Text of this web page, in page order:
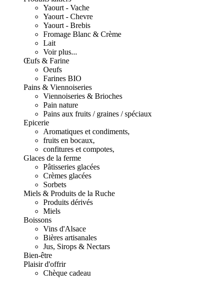
Yaourt - Vache
Yaourt - Chevre
Yaourt - Brebis
Fromage Blanc & Crème
Lait
Voir plus...
Œufs & Farine
Oeufs
Farines BIO
Pains & Viennoiseries
Viennoiseries & Brioches
Pain nature
Pains aux fruits / graines / spéciaux
Epicerie
Aromatiques et condiments,
fruits en bocaux,
confitures et compotes,
Glaces de la ferme
Pâtisseries glacées
Crèmes glacées
Sorbets
Miels & Produits de la Ruche
Produits dérivés
Miels
Boissons
Vins d'Alsace
Bières artisanales
Jus, Sirops & Nectars
Bien-être
Plaisir d'offrir
Chèque cadeau